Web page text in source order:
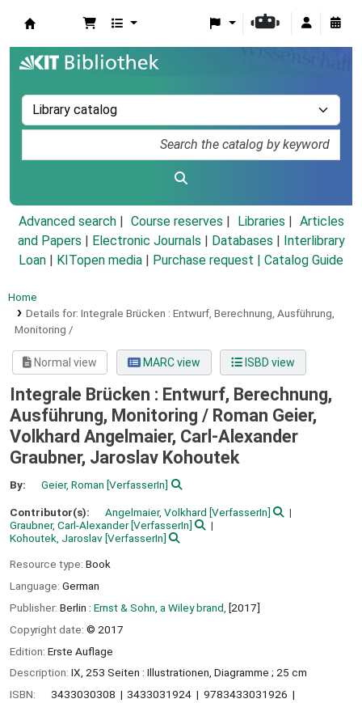
Advanced search Course reserves Libraries
Articles
and Papers
Electronic Journals Databases
Interlibrary
Loan
KITopen media Purchase request | Catalog Guide
Home
Details for: Integrale Brücken : Entwurf, Berechnung, Ausführung,
Monitoring /
Normal view MARC view ISBD view
Integrale Brücken : Entwurf, Berechnung,
Ausführung, Monitoring / Roman Geier,
Volkhard Angelmaier, Carl-Alexander
Graubner, Jaroslav Kohoutek
By: Geier, Roman [VerfasserIn]
Contributor(s): Angelmaier, Volkhard [VerfasserIn]
Graubner, Carl-Alexander[VerfasserIn]
Kohoutek, Jaroslav[VerfasserIn]
Resource type: Book
Language: German
Publisher: Berlin : Ernst & Sohn, a Wiley brand, [2017]
Copyright date: © 2017
Edition: Erste Auflage
Description: IX, 253 Seiten : Illustrationen, Diagramme ; 25 cm
ISBN:
3433030308 3433031924
9783433031926